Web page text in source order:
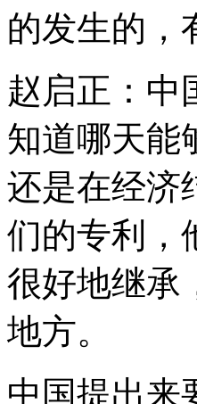
的发生的，
赵启正：中
知道哪天能
还是在经济
们的专利，
很好地继承
地方。
中国提出来